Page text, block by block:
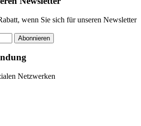
wenn Sie sich für unseren Newsletter
Abonnieren
Netzwerken